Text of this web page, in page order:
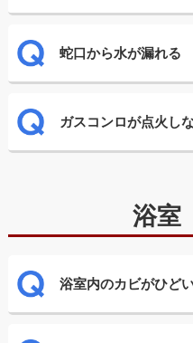
蛇口から水が漏れる
ガスコンロが点火し
浴室
浴室内のカビがひど